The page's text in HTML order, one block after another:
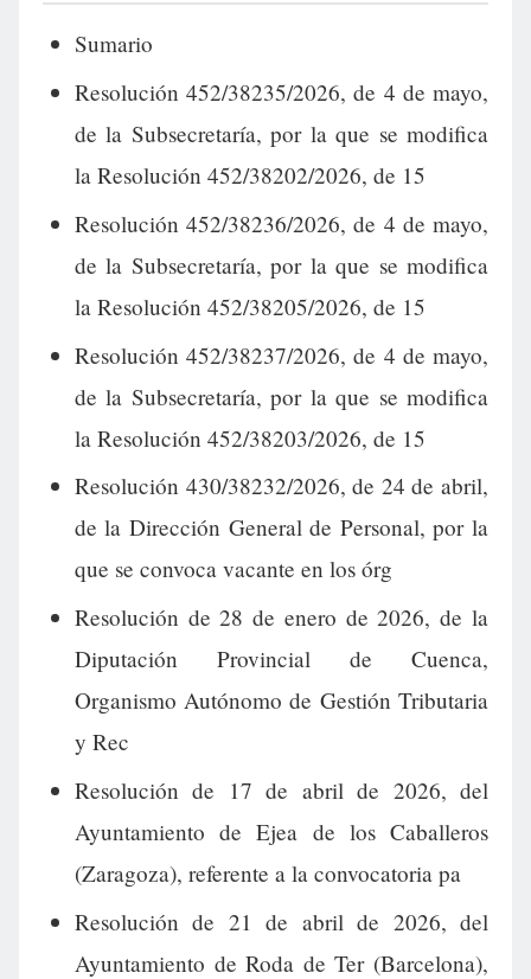
Sumario
Resolución 452/38235/2026, de 4 de mayo,
de la Subsecretaría, por la que se modifica
la Resolución 452/38202/2026, de 15
Resolución 452/38236/2026, de 4 de mayo,
de la Subsecretaría, por la que se modifica
la Resolución 452/38205/2026, de 15
Resolución 452/38237/2026, de 4 de mayo,
de la Subsecretaría, por la que se modifica
la Resolución 452/38203/2026, de 15
Resolución 430/38232/2026, de 24 de abril,
de la Dirección General de Personal, por la
que se convoca vacante en los órg
Resolución de 28 de enero de 2026, de la
Diputación Provincial de Cuenca,
Organismo Autónomo de Gestión Tributaria
y Rec
Resolución de 17 de abril de 2026, del
Ayuntamiento de Ejea de los Caballeros
(Zaragoza), referente a la convocatoria pa
Resolución de 21 de abril de 2026, del
Ayuntamiento de Roda de Ter (Barcelona),